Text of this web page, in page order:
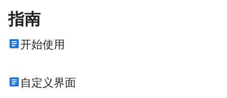
指南
article开始使用
article 自定义界面